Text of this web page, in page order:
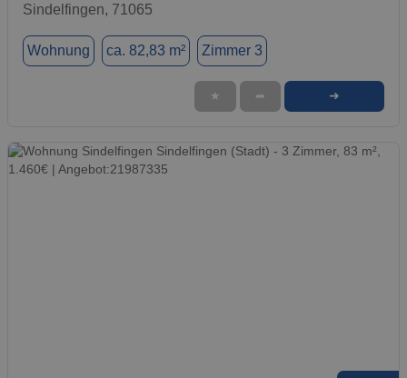
Sindelfingen, 71065
Wohnung ca. 82,83 m² Zimmer 3
★ ➦ ➜